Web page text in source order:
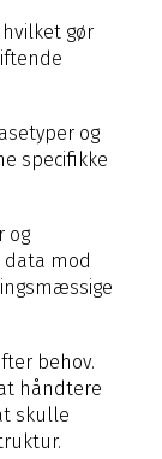
gør
og
specifikke
og
mod
behov.
håndtere
skulle